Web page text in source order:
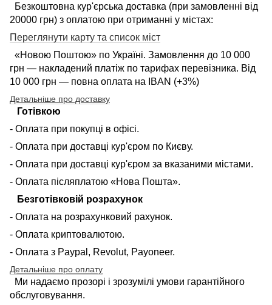
Безкоштовна кур'єрська доставка (при замовленні від
20000 грн) з оплатою при отриманні у містах:
Переглянути карту та список міст
«Новою Поштою» по Україні. Замовлення до 10 000
грн — накладений платіж по тарифах перевізника. Від
10 000 грн — повна оплата на IBAN (+3%)
Детальніше про доставку
Готівкою
- Оплата при покупці в офісі.
- Оплата при доставці кур'єром по Києву.
- Оплата при доставці кур'єром за вказаними містами.
- Оплата післяплатою «Нова Пошта».
Безготівковій розрахунок
- Оплата на розрахунковий рахунок.
- Оплата криптовалютою.
- Оплата з Paypal, Revolut, Payoneer.
Детальніше про оплату
Ми надаємо прозорі і зрозумілі умови гарантійного
обслуговування.